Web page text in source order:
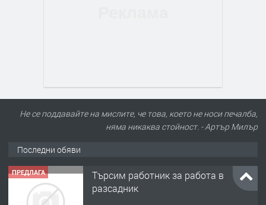
Не се поддавайте на мислите, че това, което не носи печалба,
няма никаква стойност. - Артър Милър
Последни обяви
ПРЕДЛАГА
Търсим работник за работа в
разсадник